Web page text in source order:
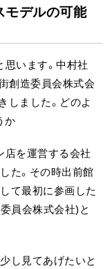
モデルの可能
思います。中村社
創造委員会株式会
しました。どのよ
か
店を運営する会社
た。その時出前館
て最初に参画した
員会株式会社)と
し見てあげたいと